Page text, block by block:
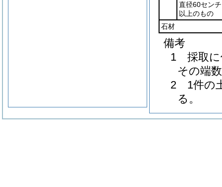
直径60セン
以上のもの
石材
備考
1 採取に
その端
2 1件の
る。